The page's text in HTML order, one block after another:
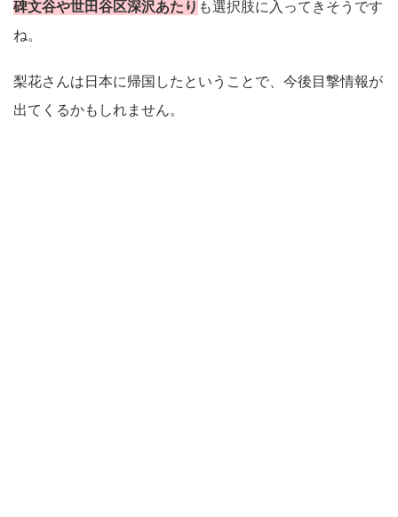
碑文谷や世田谷区深沢あたり も選択肢に入ってきそうです
ね。
梨花さんは日本に帰国したということで、今後目撃情報が
出てくるかもしれません。